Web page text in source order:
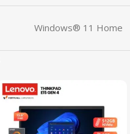
Windows® 11 Home
SALE